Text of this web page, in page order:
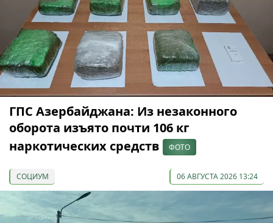
ГПС Азербайджана: Из незаконного
оборота изъято почти 106 кг
наркотических средств
ФОТО
СОЦИУМ 06 АВГУСТА 2026 13:24